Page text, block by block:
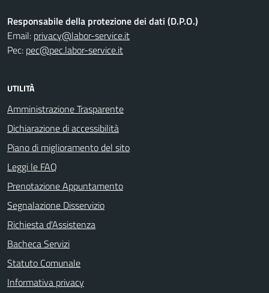
Responsabile della protezione dei dati (D.P.O.)
Email: privacy@labor-service.it
Pec: pec@pec.labor-service.it
UTILITÀ
Amministrazione Trasparente
Dichiarazione di accessibilità
Piano di miglioramento del sito
Leggi le FAQ
Prenotazione Appuntamento
Segnalazione Disservizio
Richiesta d'Assistenza
Bacheca Servizi
Statuto Comunale
Informativa privacy